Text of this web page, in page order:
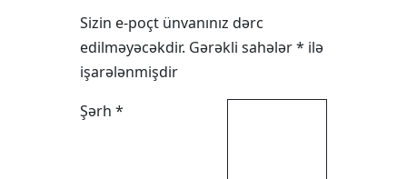
Sizin e-poçt ünvanınız dərc
edilməyəcəkdir. Gərəkli sahələr* ilə
işarələnmişdir
Şərh *